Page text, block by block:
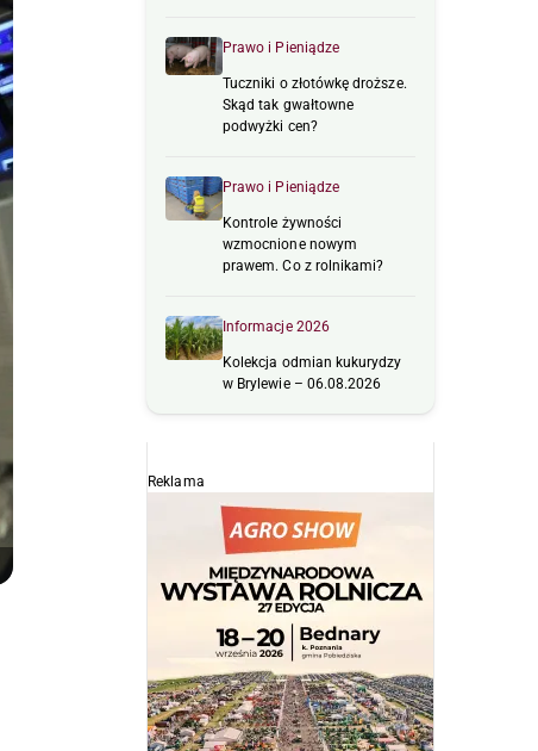
Prawo i Pieniądze
Tuczniki o złotówkę droższe.
Skąd tak gwałtowne
podwyżki cen?
Prawo i Pieniądze
Kontrole żywności
wzmocnione nowym
prawem. Co z rolnikami?
Informacje 2026
Kolekcja odmian kukurydzy
w Brylewie – 06.08.2026
Reklama